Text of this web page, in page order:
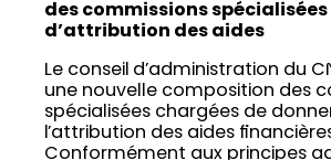
des commissions spécialisées
d’attribution des aides
Le conseil d’administration du
une nouvelle composition des
spécialisées chargées de
l’attribution des aides
Conformément aux principes